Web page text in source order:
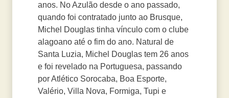
anos. No Azulão desde o ano passado,
quando foi contratado junto ao Brusque,
Michel Douglas tinha vínculo com o clube
alagoano até o fim do ano. Natural de
Santa Luzia, Michel Douglas tem 26 anos
e foi revelado na Portuguesa, passando
por Atlético Sorocaba, Boa Esporte,
Valério, Villa Nova, Formiga, Tupi e